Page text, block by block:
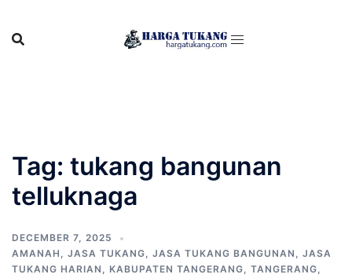
content
Tag: tukang bangunan
telluknaga
DECEMBER 7, 2025
AMANAH , JASA TUKANG, JASA TUKANG BANGUNAN , JASA
TUKANG HARIAN , KABUPATEN TANGERANG, TANGERANG,